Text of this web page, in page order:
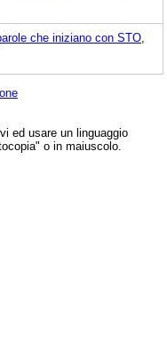
che iniziano con STO
ed usare un linguaggio
o in maiuscolo.